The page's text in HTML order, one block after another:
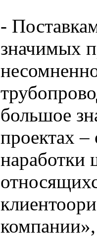
-
значимых
большое
проектах
наработки